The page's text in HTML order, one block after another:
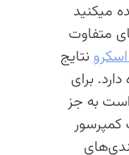
میکنید
متفاوت
نتایج
برای
به جز
مناسب کمپرسور